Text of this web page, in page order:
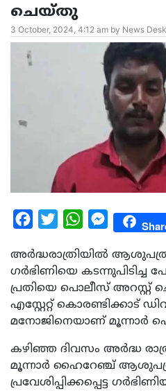
ചെയ്തു
3 October, 2024, 4:12 am by News Desk
Facebook
Twitter WhatsAppMessenger
അർദ്ധരാത്രിയിൽ
ഗർഭിണിയെ
പ്രതിയെ പൊലീസ് അറസ്റ്റ്
എസ്റ്റേറ്റ് കൊരണ്ടിക്കാട്
മനോജിനെയാണ് മൂന്നാർ
കഴിഞ്ഞ ദിവസം അർദ്ധ
മൂന്നാർ ഹൈറേഞ്ച്
പ്രവേശിപ്പിക്കപ്പെട്ട